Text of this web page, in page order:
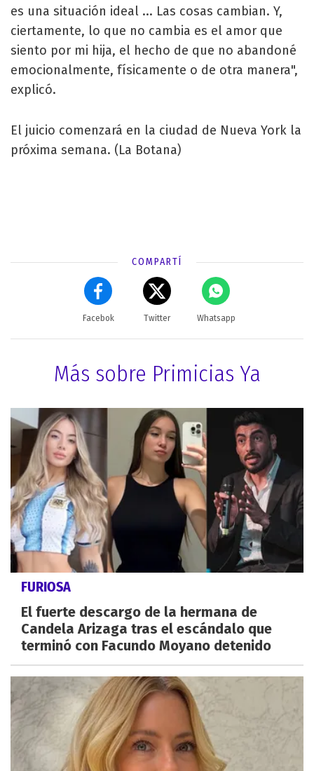
es una situación ideal ... Las cosas cambian. Y,
ciertamente, lo que no cambia es el amor que
siento por mi hija, el hecho de que no abandoné
emocionalmente, físicamente o de otra manera",
explicó.
El juicio comenzará en la ciudad de Nueva York la
próxima semana. (La Botana)
COMPARTÍ
Facebok Twitter Whatsapp
Más sobre Primicias Ya
FURIOSA
El fuerte descargo de la hermana de
Candela Arizaga tras el escándalo que
terminó con Facundo Moyano detenido